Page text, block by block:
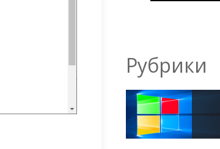
Рубрики